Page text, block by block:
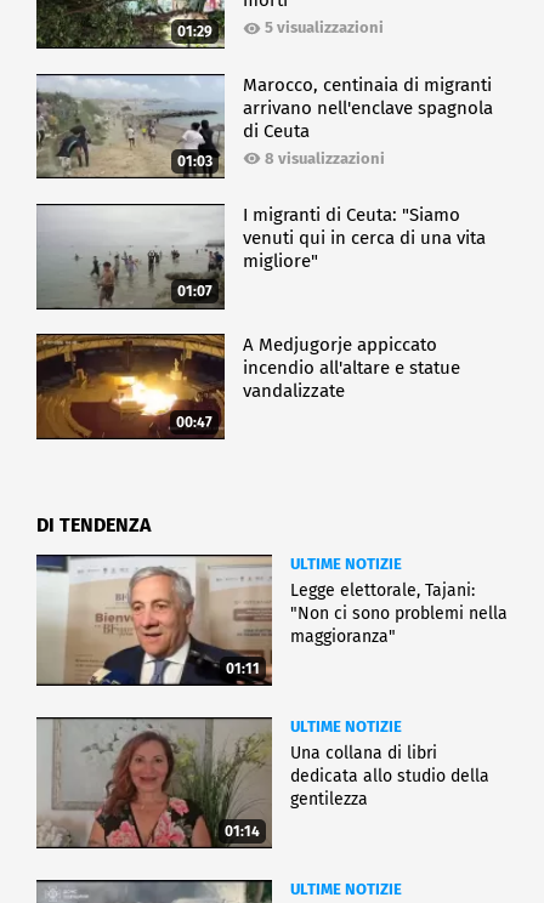
01:29 5 visualizzazioni
01:03
Marocco, centinaia di migranti
arrivano nell'enclave spagnola
di Ceuta
8 visualizzazioni
01:07
I migranti di Ceuta: "Siamo
venuti qui in cerca di una vita
migliore"
00:47
A Medjugorje appiccato
incendio all'altare e statue
vandalizzate
DI TENDENZA
01:11
ULTIME NOTIZIE
Legge elettorale, Tajani:
"Non ci sono problemi nella
maggioranza"
01:14
ULTIME NOTIZIE
Una collana di libri
dedicata allo studio della
gentilezza
ULTIME NOTIZIE